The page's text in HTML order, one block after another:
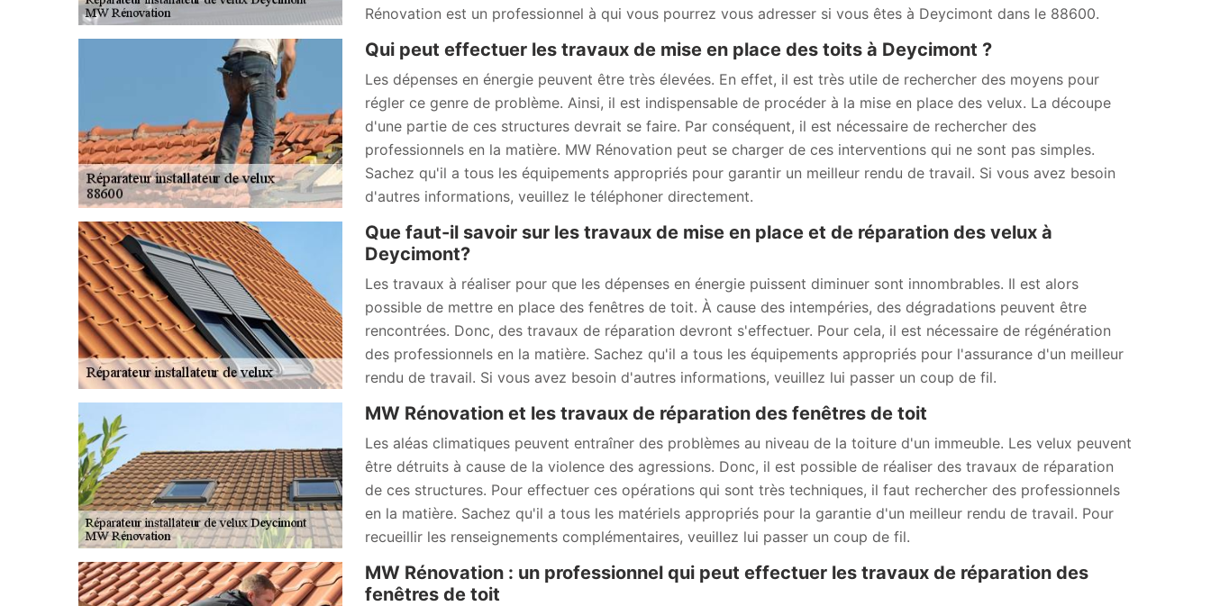
Rénovation est un professionnel à qui vous pourrez vous adresser si vous êtes à Deycimont dans le 88600.
Qui peut effectuer les travaux de mise en place des toits à Deycimont ?
Les dépenses en énergie peuvent être très élevées. En effet, il est très utile de rechercher des moyens pour
régler ce genre de problème. Ainsi, il est indispensable de procéder à la mise en place des velux. La découpe
d'une partie de ces structures devrait se faire. Par conséquent, il est nécessaire de rechercher des
professionnels en la matière. MW Rénovation peut se charger de ces interventions qui ne sont pas simples.
Sachez qu'il a tous les équipements appropriés pour garantir un meilleur rendu de travail. Si vous avez besoin
d'autres informations, veuillez le téléphoner directement.
Que faut-il savoir sur les travaux de mise en place et de réparation des velux à
Deycimont?
Les travaux à réaliser pour que les dépenses en énergie puissent diminuer sont innombrables. Il est alors
possible de mettre en place des fenêtres de toit. À cause des intempéries, des dégradations peuvent être
rencontrées. Donc, des travaux de réparation devront s'effectuer. Pour cela, il est nécessaire de régénération
des professionnels en la matière. Sachez qu'il a tous les équipements appropriés pour l'assurance d'un meilleur
rendu de travail. Si vous avez besoin d'autres informations, veuillez lui passer un coup de fil.
MW Rénovation et les travaux de réparation des fenêtres de toit
Les aléas climatiques peuvent entraîner des problèmes au niveau de la toiture d'un immeuble. Les velux peuvent
être détruits à cause de la violence des agressions. Donc, il est possible de réaliser des travaux de réparation
de ces structures. Pour effectuer ces opérations qui sont très techniques, il faut rechercher des professionnels
en la matière. Sachez qu'il a tous les matériels appropriés pour la garantie d'un meilleur rendu de travail. Pour
recueillir les renseignements complémentaires, veuillez lui passer un coup de fil.
MW Rénovation : un professionnel qui peut effectuer les travaux de réparation des
fenêtres de toit